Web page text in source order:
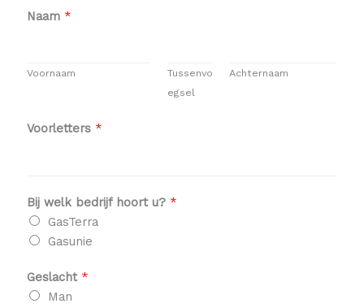
Naam *
Voornaam
Tussenvo
egsel
Achternaam
Voorletters *
Bij welk bedrijf hoort u? *
GasTerra
Gasunie
Geslacht *
Man